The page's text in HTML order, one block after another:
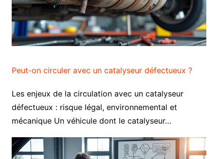
Peut-on circuler avec un catalyseur défectueux ?
Les enjeux de la circulation avec un catalyseur
défectueux : risque légal, environnemental et
mécanique Un véhicule dont le catalyseur…